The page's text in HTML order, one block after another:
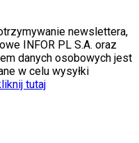
newslettera,
INFOR PL S.A. oraz
danych osobowych jest
w celu wysyłki
tutaj